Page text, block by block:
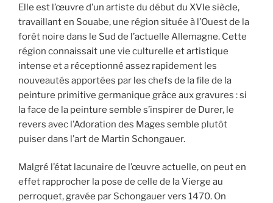
Elle est l’œuvre d’un artiste du début du XVIe siècle,
travaillant en Souabe, une région située à l’Ouest de la
forêt noire dans le Sud de l’actuelle Allemagne. Cette
région connaissait une vie culturelle et artistique
intense et a réceptionné assez rapidement les
nouveautés apportées par les chefs de la file de la
peinture primitive germanique grâce aux gravures : si
la face de la peinture semble s’inspirer de Durer, le
revers avec l’Adoration des Mages semble plutôt
puiser dans l’art de Martin Schongauer.
Malgré l’état lacunaire de l’œuvre actuelle, on peut en
effet rapprocher la pose de celle de la Vierge au
perroquet, gravée par Schongauer vers 1470. On